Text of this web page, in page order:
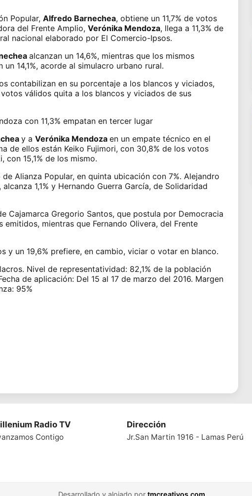
Popular, Alfredo Barnechea, obtiene un 11,7% de votos
del Frente Amplio, Verónika Mendoza, llega a 11,3% de
nacional elaborado por El Comercio-Ipsos.
alcanzan un 14,6%, mientras que los mismos
un 14,1%, acorde al simulacro urbano rural.
contabilizan en su porcentaje a los blancos y viciados,
válidos quita a los blancos y viciados de sus
y a Verónika Mendoza en un empate técnico en el
de ellos están Keiko Fujimori, con 30,8% de los votos
con 15,1% de los mismo.
Alianza Popular, en quinta ubicación con 7%. Alejandro
1,1% y Hernando Guerra García, de Solidaridad
Cajamarca Gregorio Santos, que postula por Democracia
mientras que Fernando Olivera, del Frente
y un 19,6% prefiere, en cambio, viciar o votar en blanco.
Nivel de representatividad: 82,1% de la población
de aplicación: Del 15 al 17 de marzo del 2016. Margen
95%
Radio TV
Contigo
Dirección
Jr.San Martin 1916 - Lamas Perú
Desarrollado y alojado por tmcreativos.com